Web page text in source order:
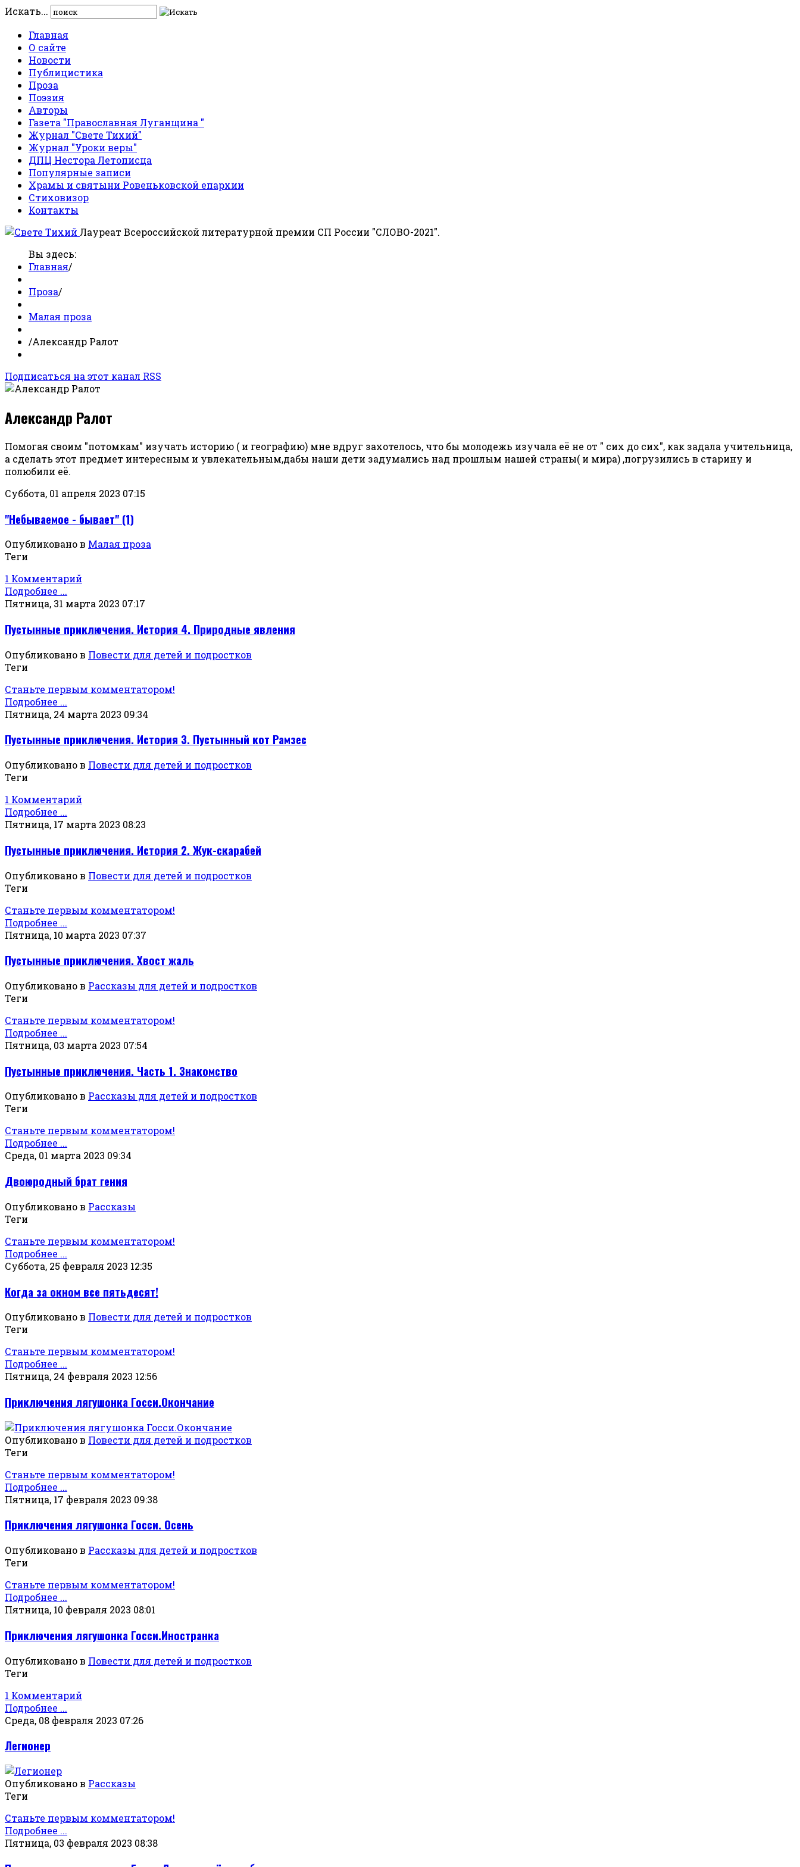
Искать...
Главная
О сайте
Новости
Публицистика
Проза
Поэзия
Авторы
Газета "Православная Луганщина "
Журнал "Свете Тихий"
Журнал "Уроки веры"
ДПЦ Нестора Летописца
Популярные записи
Храмы и святыни Ровеньковской епархии
Стиховизор
Контакты
Лауреат Всероссийской литературной премии СП России "СЛОВО-2021".
Вы здесь:
Главная/
Проза/
Малая проза
/Александр Ралот
Подписаться на этот канал RSS
Александр Ралот
Помогая своим "потомкам" изучать историю ( и географию) мне вдруг захотелось, что бы молодежь изучала её не от " сих до сих", как задала учительница,
а сделать этот предмет интересным и увлекательным,дабы наши дети задумались над прошлым нашей страны( и мира) ,погрузились в старину и
полюбили её.
Суббота, 01 апреля 2023 07:15
"Небываемое - бывает" (1)
Опубликовано в Малая проза
Теги
1 Комментарий
Подробнее ...
Пятница, 31 марта 2023 07:17
Пустынные приключения. История 4. Природные явления
Опубликовано в Повести для детей и подростков
Теги
Станьте первым комментатором!
Подробнее ...
Пятница, 24 марта 2023 09:34
Пустынные приключения. История 3. Пустынный кот Рамзес
Опубликовано в Повести для детей и подростков
Теги
1 Комментарий
Подробнее ...
Пятница, 17 марта 2023 08:23
Пустынные приключения. История 2. Жук-скарабей
Опубликовано в Повести для детей и подростков
Теги
Станьте первым комментатором!
Подробнее ...
Пятница, 10 марта 2023 07:37
Пустынные приключения. Хвост жаль
Опубликовано в Рассказы для детей и подростков
Теги
Станьте первым комментатором!
Подробнее ...
Пятница, 03 марта 2023 07:54
Пустынные приключения. Часть 1. Знакомство
Опубликовано в Рассказы для детей и подростков
Теги
Станьте первым комментатором!
Подробнее ...
Среда, 01 марта 2023 09:34
Двоюродный брат гения
Опубликовано в Рассказы
Теги
Станьте первым комментатором!
Подробнее ...
Суббота, 25 февраля 2023 12:35
Когда за окном все пятьдесят!
Опубликовано в Повести для детей и подростков
Теги
Станьте первым комментатором!
Подробнее ...
Пятница, 24 февраля 2023 12:56
Приключения лягушонка Госси.Окончание
Опубликовано в Повести для детей и подростков
Теги
Станьте первым комментатором!
Подробнее ...
Пятница, 17 февраля 2023 09:38
Приключения лягушонка Госси. Осень
Опубликовано в Рассказы для детей и подростков
Теги
Станьте первым комментатором!
Подробнее ...
Пятница, 10 февраля 2023 08:01
Приключения лягушонка Госси.Иностранка
Опубликовано в Повести для детей и подростков
Теги
1 Комментарий
Подробнее ...
Среда, 08 февраля 2023 07:26
Легионер
Опубликовано в Рассказы
Теги
Станьте первым комментатором!
Подробнее ...
Пятница, 03 февраля 2023 08:38